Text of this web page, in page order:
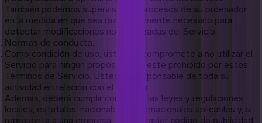
También podemos supervisar los procesos de su ordenador
en la medida en que sea razonablemente necesario para
detectar modificaciones no autorizadas del Servicio.
Normas de conducta.
Como condición de uso, usted se compromete a no utilizar el
Servicio para ningún propósito que esté prohibido por estos
Términos de Servicio. Usted es responsable de toda su
actividad en relación con el Servicio.
Además, deberá cumplir con todas las leyes y regulaciones
locales, estatales, nacionales e internacionales aplicables y, si
representa a una empresa, con cualquier código de publicidad,